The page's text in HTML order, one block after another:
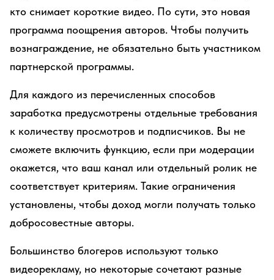
кто снимает короткие видео. По сути, это новая
программа поощрения авторов. Чтобы получить
вознаграждение, не обязательно быть участником
партнерской программы.
Для каждого из перечисленных способов
заработка предусмотрены отдельные требования
к количеству просмотров и подписчиков. Вы не
сможете включить функцию, если при модерации
окажется, что ваш канал или отдельный ролик не
соответствует критериям. Такие ограничения
установлены, чтобы доход могли получать только
добросовестные авторы.
Большинство блогеров используют только
видеорекламу, но некоторые сочетают разные